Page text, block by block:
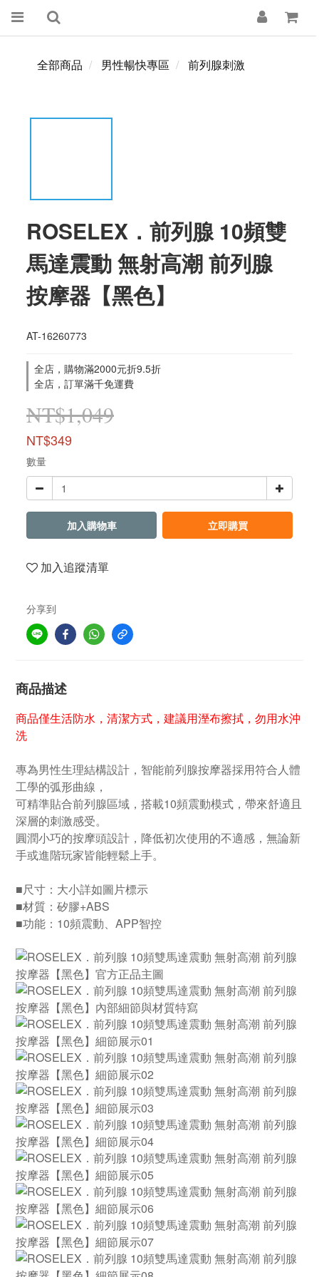
全部商品 男性暢快專區 前列腺刺激
ROSELEX．前列腺 10頻雙
馬達震動 無射高潮 前列腺
按摩器【黑色】
AT-16260773
全店，購物滿2000元折9.5折
全店，訂單滿千免運費
NT$1,049
NT$349
數量
加入購物車 立即購買
加入追蹤清單
分享到
商品描述
商品僅生活防水，清潔方式，建議用溼布擦拭，勿用水沖
洗
專為男性生理結構設計，智能前列腺按摩器採用符合人體
工學的弧形曲線，
可精準貼合前列腺區域，搭載10頻震動模式，帶來舒適且
深層的刺激感受。
圓潤小巧的按摩頭設計，降低初次使用的不適感，無論新
手或進階玩家皆能輕鬆上手。
■尺寸：大小詳如圖片標示
■材質：矽膠+ABS
■功能：10頻震動、APP智控